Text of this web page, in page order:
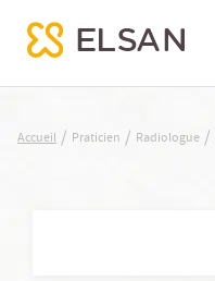
SURCIN BENOIT
Accueil / Praticien / Radiologue /